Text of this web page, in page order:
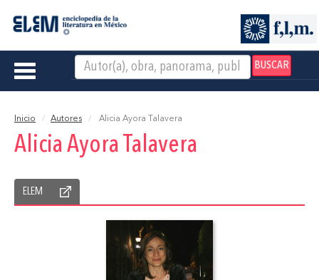
BUSCAR
Toggle
Inicio Autores Alicia Ayora Talavera
Alicia Ayora Talavera
ELEM